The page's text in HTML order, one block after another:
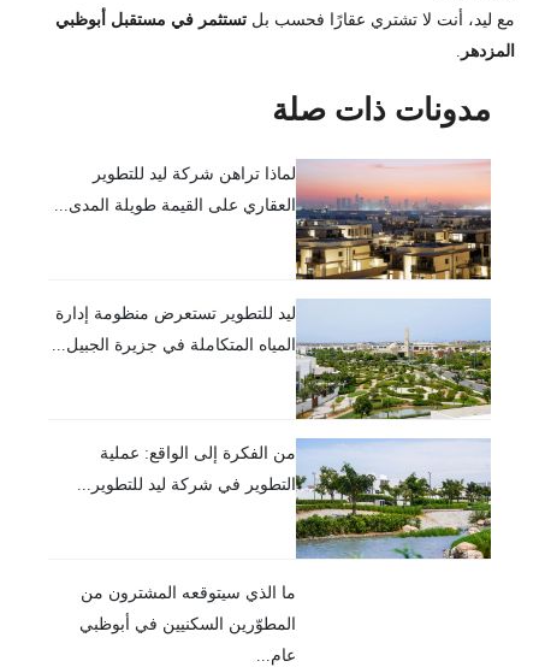
مع ليد، أنت لا تشتري عقارًا فحسب بل تستثمر في مستقبل أبوظبي
المزدهر .
مدونات ذات صلة
لماذا تراهن شركة ليد للتطوير
العقاري على القيمة طويلة المدى...
ليد للتطوير تستعرض منظومة إدارة
المياه المتكاملة في جزيرة الجبيل...
من الفكرة إلى الواقع: عملية
التطوير في شركة ليد للتطوير...
ما الذي سيتوقعه المشترون من
المطوّرين السكنيين في أبوظبي
عام...